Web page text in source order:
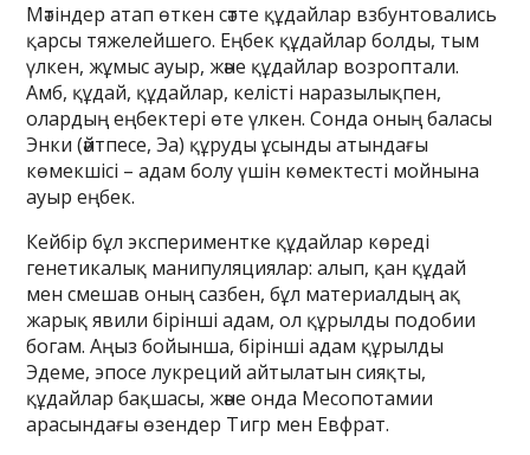
Мәтіндер атап өткен сәтте құдайлар взбунтовались
қарсы тяжелейшего. Еңбек құдайлар болды, тым
үлкен, жұмыс ауыр, және құдайлар возроптали.
Амб, құдай, құдайлар, келісті наразылықпен,
олардың еңбектері өте үлкен. Сонда оның баласы
Энки (әйтпесе, Эа) құруды ұсынды атындағы
көмекшісі – адам болу үшін көмектесті мойнына
ауыр еңбек.
Кейбір бұл экспериментке құдайлар көреді
генетикалық манипуляциялар: алып, қан құдай
мен смешав оның сазбен, бұл материалдың ақ
жарық явили бірінші адам, ол құрылды подобии
богам. Аңыз бойынша, бірінші адам құрылды
Эдеме, эпосе лукреций айтылатын сияқты,
құдайлар бақшасы, және онда Месопотамии
арасындағы өзендер Тигр мен Евфрат.